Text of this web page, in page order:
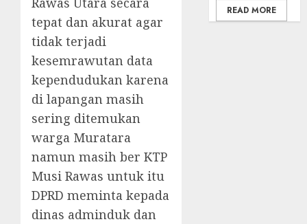
tepat dan akurat agar
tidak terjadi
kesemrawutan data
kependudukan karena
di lapangan masih
sering ditemukan
warga Muratara
namun masih ber KTP
Musi Rawas untuk itu
DPRD meminta kepada
dinas adminduk dan
READ MORE